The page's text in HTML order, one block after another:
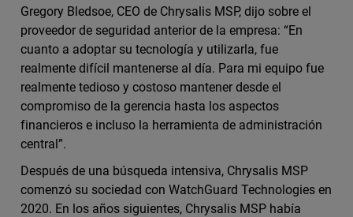
Gregory Bledsoe, CEO de Chrysalis MSP, dijo sobre el
proveedor de seguridad anterior de la empresa: “En
cuanto a adoptar su tecnología y utilizarla, fue
realmente difícil mantenerse al día. Para mi equipo fue
realmente tedioso y costoso mantener desde el
compromiso de la gerencia hasta los aspectos
financieros e incluso la herramienta de administración
central”.
Después de una búsqueda intensiva, Chrysalis MSP
comenzó su sociedad con WatchGuard Technologies en
2020. En los años siguientes, Chrysalis MSP había